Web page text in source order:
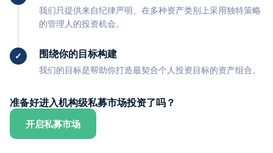
我们只提供来自纪律严明、在多种资产类别上采用独特策略
的管理人的投资机会。
围绕你的目标构建
我们的目标是帮助你打造最契合个人投资目标的资产组合。
准备好进入机构级私募市场投资了吗？
开启私募市场